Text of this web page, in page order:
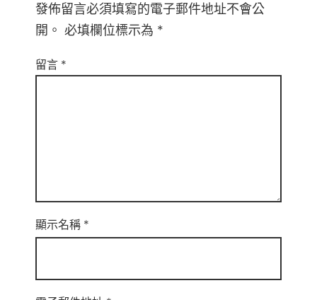
發佈留言必須填寫的電子郵件地址不會公
開。 必填欄位標示為 *
留言 *
顯示名稱 *